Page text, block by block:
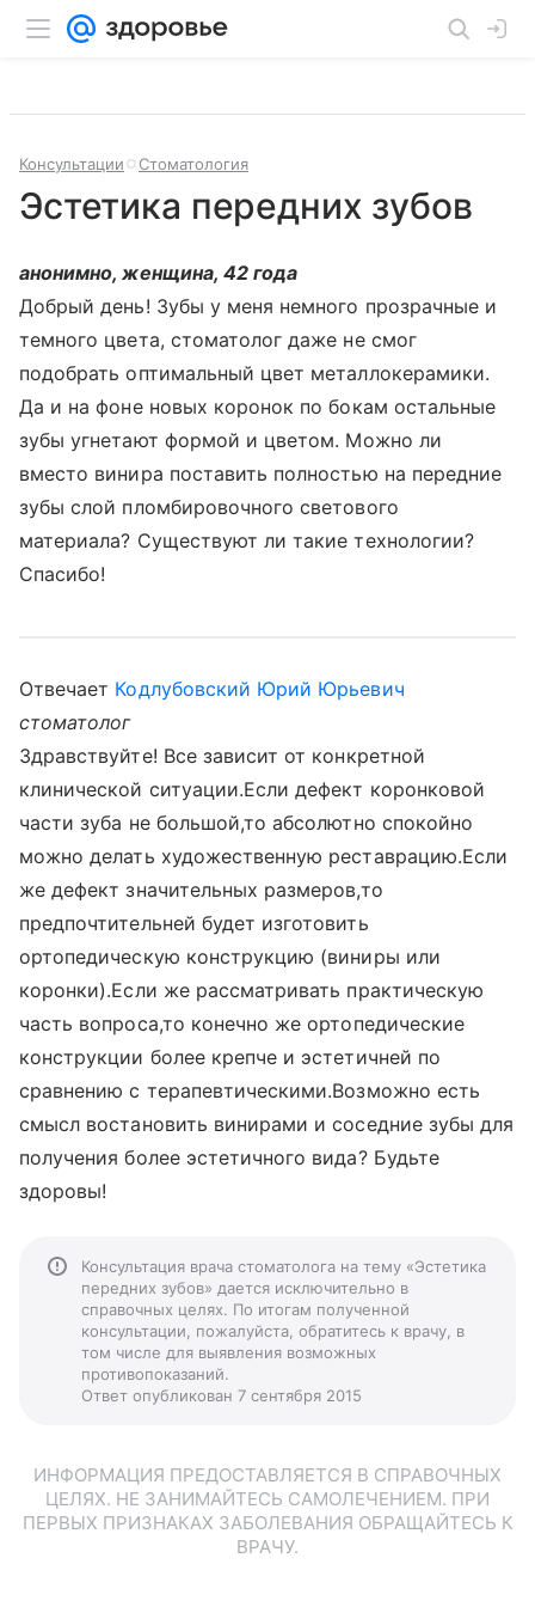
Консультации Стоматология
Эстетика передних зубов
анонимно, женщина, 42 года
Добрый день! Зубы у меня немного прозрачные и
темного цвета, стоматолог даже не смог
подобрать оптимальный цвет металлокерамики.
Да и на фоне новых коронок по бокам остальные
зубы угнетают формой и цветом. Можно ли
вместо винира поставить полностью на передние
зубы слой пломбировочного светового
материала? Существуют ли такие технологии?
Спасибо!
Отвечает Кодлубовский Юрий Юрьевич
стоматолог
Здравствуйте! Все зависит от конкретной
клинической ситуации.Если дефект коронковой
части зуба не большой,то абсолютно спокойно
можно делать художественную реставрацию.Если
же дефект значительных размеров,то
предпочтительней будет изготовить
ортопедическую конструкцию (виниры или
коронки).Если же рассматривать практическую
часть вопроса,то конечно же ортопедические
конструкции более крепче и эстетичней по
сравнению с терапевтическими.Возможно есть
смысл востановить винирами и соседние зубы для
получения более эстетичного вида? Будьте
здоровы!
Консультация врача стоматолога на тему «Эстетика
передних зубов» дается исключительно в
справочных целях. По итогам полученной
консультации, пожалуйста, обратитесь к врачу, в
том числе для выявления возможных
противопоказаний.
Ответ опубликован 7 сентября 2015
ИНФОРМАЦИЯ ПРЕДОСТАВЛЯЕТСЯ В СПРАВОЧНЫХ
ЦЕЛЯХ. НЕ ЗАНИМАЙТЕСЬ САМОЛЕЧЕНИЕМ. ПРИ
ПЕРВЫХ ПРИЗНАКАХ ЗАБОЛЕВАНИЯ ОБРАЩАЙТЕСЬ К
ВРАЧУ.